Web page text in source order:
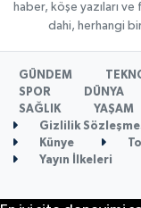
haber, köşe yazıları
dahi, herhangi
GÜNDEM
SPOR
DÜNYA
SAĞLIK
YAŞAM
Gizlilik
Künye
Yayın İlkeleri